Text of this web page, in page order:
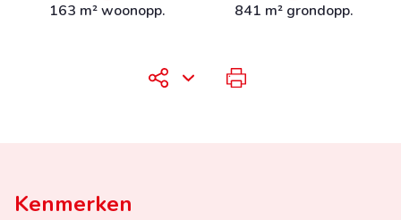
163 m² woonopp. 841 m² grondopp.
Kenmerken